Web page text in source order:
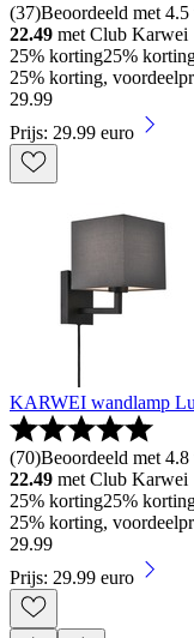
(37)Beoordeeld met
22.49 met Club Karwei
25% korting25%
25% korting,
29.99
Prijs: 29.99 euro
KARWEI wandlamp
(70)Beoordeeld met
22.49 met Club Karwei
25% korting25%
25% korting,
29.99
Prijs: 29.99 euro